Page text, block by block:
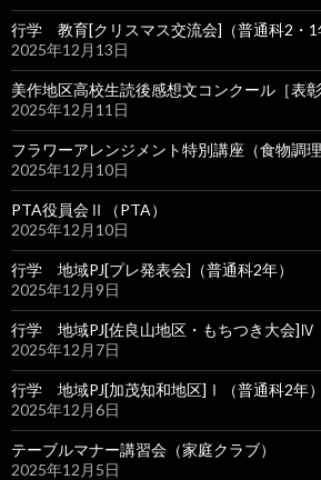
行学 教育[クリスマス交流会]（普通科2・1
2025年12月13日
美作地区高校生読後感想文コンクール［表
2025年12月11日
フラワーアレンジメント特別講座（食物調理
2025年12月10日
PTA役員会Ⅱ（PTA）
2025年12月10日
行学 地域PJ[プレ発表会]（普通科2年）
2025年12月9日
行学 地域PJ[佐良山地区・もちつき大会]Ⅳ
2025年12月7日
行学 地域PJ[加茂知和地区]Ⅰ（普通科2年）
2025年12月6日
テーブルマナー講習会（家庭クラブ）
2025年12月5日